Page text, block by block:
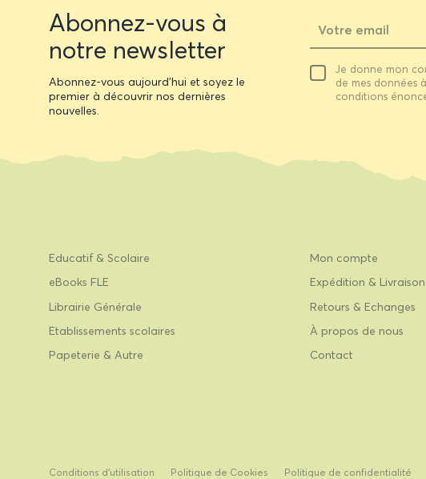
Newsletter
form
Abonnez-vous à
notre newsletter
Abonnez-vous aujourd'hui et soyez le
premier à découvrir nos dernières
nouvelles.
emailJe donne mon
de mes données
conditions
Educatif & Scolaire
eBooks FLE
Librairie Générale
Etablissements scolaires
Papeterie & Autre
Mon compte
Expédition & Livraison
Retours & Echanges
À propos de nous
Contact
Conditions d’utilisation Politique de Cookies Politique de confidentialité